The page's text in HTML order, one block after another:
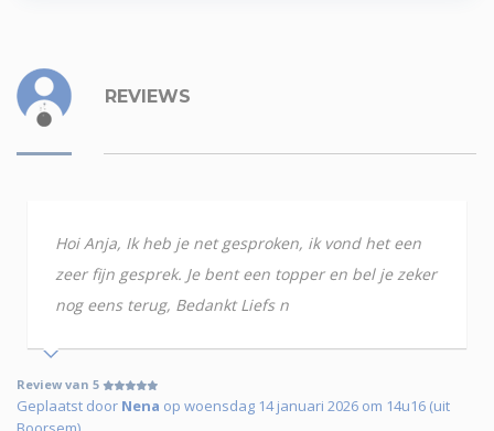
REVIEWS
Hoi Anja, Ik heb je net gesproken, ik vond het een
zeer fijn gesprek. Je bent een topper en bel je zeker
nog eens terug, Bedankt Liefs n
Review van 5
Geplaatst door Nena op woensdag 14 januari 2026 om 14u16 (uit